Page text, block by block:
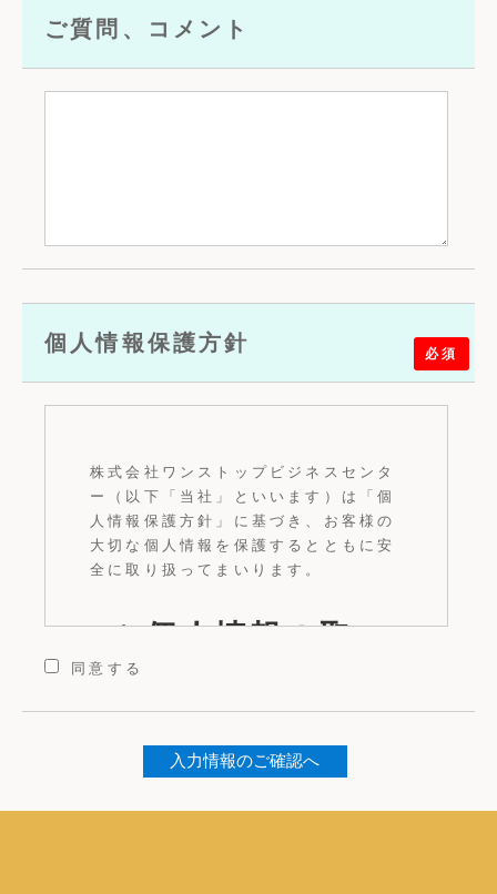
ご質問、コメント
個人情報保護方針 必須
株式会社ワンストップビジネスセンタ
ー（以下「当社」といいます）は「個
人情報保護方針」に基づき、お客様の
大切な個人情報を保護するとともに安
全に取り扱ってまいります。
1.個人情報の取
得
同意する